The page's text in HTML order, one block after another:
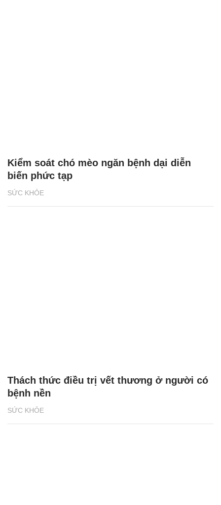
SỨC KHỎE
Kiểm soát chó mèo ngăn bệnh dại diễn
biến phức tạp
SỨC KHỎE
Thách thức điều trị vết thương ở người có
bệnh nền